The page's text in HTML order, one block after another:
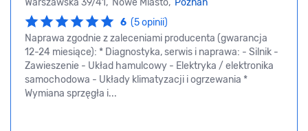
6 (5 opinii)
Naprawa zgodnie z zaleceniami producenta (gwarancja
12-24 miesiące): * Diagnostyka, serwis i naprawa: - Silnik -
Zawieszenie - Układ hamulcowy - Elektryka / elektronika
samochodowa - Układy klimatyzacji i ogrzewania *
Wymiana sprzęgła i...